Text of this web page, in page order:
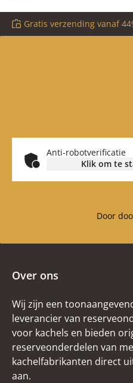
Gratis verzending vanaf
Anti-robotverificatie
Klik om te
Door
Over ons
Wij zijn een
leverancier van
voor kachels en bieden
reserveonderdelen van
kachelfabrikanten direct
aan.